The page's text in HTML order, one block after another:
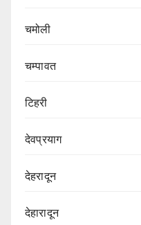
चमोली
चम्पावत
टिहरी
देवप्रयाग
देहरादून
देहारादून